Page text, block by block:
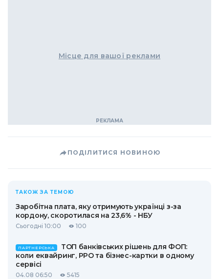
Місце для вашої реклами
ПОДІЛИТИСЯ НОВИНОЮ
ТАКОЖ ЗА ТЕМОЮ
Заробітна плата, яку отримують українці з-за
кордону, скоротилася на 23,6% - НБУ
Сьогодні 10:00 100
ПАРТНЕРСЬКА
ТОП банківських рішень для ФОП:
коли еквайринг, РРО та бізнес-картки в одному
сервісі
04.08 06:50 5415